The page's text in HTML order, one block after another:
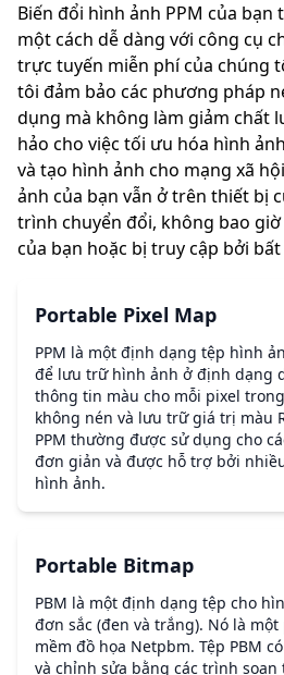
Biến đổi hình ảnh PPM của bạn
một cách dễ dàng với công cụ
trực tuyến miễn phí của chúng
tôi đảm bảo các phương pháp
dụng mà không làm giảm chất
hảo cho việc tối ưu hóa hình
và tạo hình ảnh cho mạng xã
ảnh của bạn vẫn ở trên thiết bị
trình chuyển đổi, không bao
của bạn hoặc bị truy cập bởi bất
Portable Pixel Map
PPM là một định dạng tệp hình
để lưu trữ hình ảnh ở định dạng
thông tin màu cho mỗi pixel
không nén và lưu trữ giá trị màu
PPM thường được sử dụng cho
đơn giản và được hỗ trợ bởi
hình ảnh.
Portable Bitmap
PBM là một định dạng tệp cho
đơn sắc (đen và trắng). Nó là
mềm đồ họa Netpbm. Tệp PBM
và chỉnh sửa bằng các trình soạn